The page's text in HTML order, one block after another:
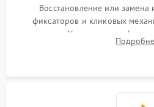
Восстановление или
фиксаторов и кликовых
поправок. Устранение люфтов
поврежденных линз, разбитой